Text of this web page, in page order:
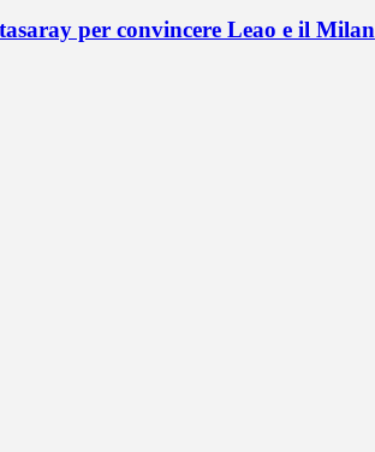
per convincere Leao e il Milan